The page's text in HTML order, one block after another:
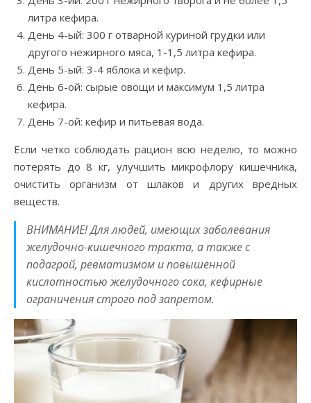
литра кефира.
День 4-ый: 300 г отварной куриной грудки или
другого нежирного мяса, 1-1,5 литра кефира.
День 5-ый: 3-4 яблока и кефир.
День 6-ой: сырые овощи и максимум 1,5 литра
кефира.
День 7-ой: кефир и питьевая вода.
Если четко соблюдать рацион всю неделю, то можно
потерять до 8 кг, улучшить микрофлору кишечника,
очистить организм от шлаков и других вредных
веществ.
ВНИМАНИЕ! Для людей, имеющих заболевания
желудочно-кишечного тракта, а также с
подагрой, ревматизмом и повышенной
кислотностью желудочного сока, кефирные
ограничения строго под запретом.